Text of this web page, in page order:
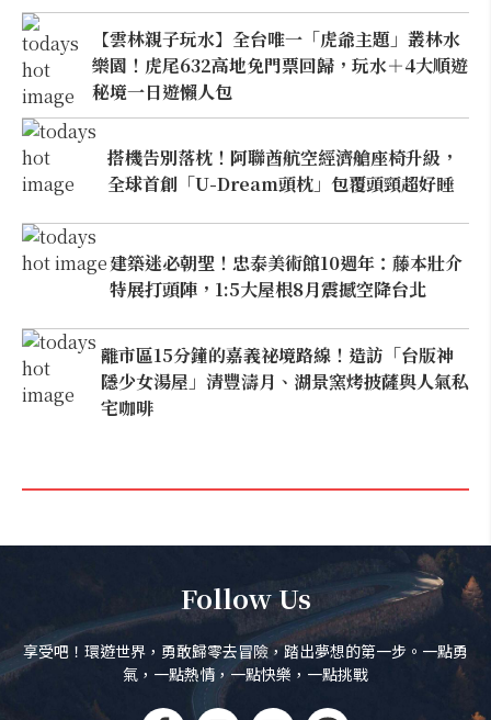
【雲林親子玩水】全台唯一「虎爺主題」叢林水
樂園！虎尾632高地免門票回歸，玩水＋4大順遊
秘境一日遊懶人包
搭機告別落枕！阿聯酋航空經濟艙座椅升級，
全球首創「U-Dream頭枕」包覆頭頸超好睡
建築迷必朝聖！忠泰美術館10週年：藤本壯介
特展打頭陣，1:5大屋根8月震撼空降台北
離市區15分鐘的嘉義祕境路線！造訪「台版神
隱少女湯屋」清豐濤月、湖景窯烤披薩與人氣私
宅咖啡
Follow Us
享受吧！環遊世界，勇敢歸零去冒險，踏出夢想的第一步。一點勇
氣，一點熱情，一點快樂，一點挑戰